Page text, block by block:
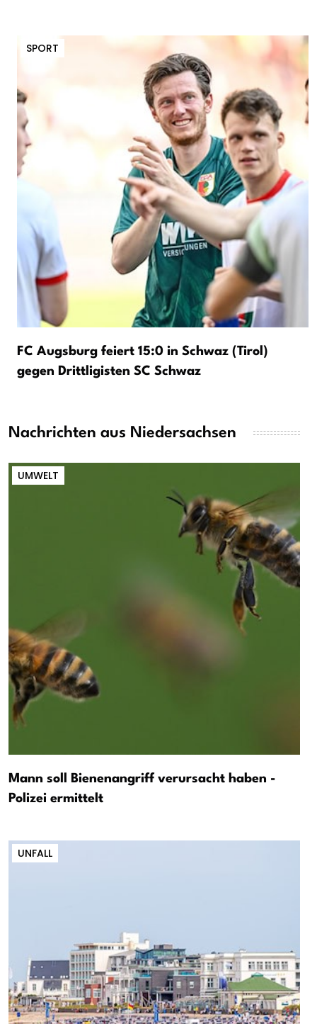
SPORT
FC Augsburg feiert 15:0 in Schwaz (Tirol)
gegen Drittligisten SC Schwaz
Nachrichten aus Niedersachsen
UMWELT
Mann soll Bienenangriff verursacht haben -
Polizei ermittelt
UNFALL